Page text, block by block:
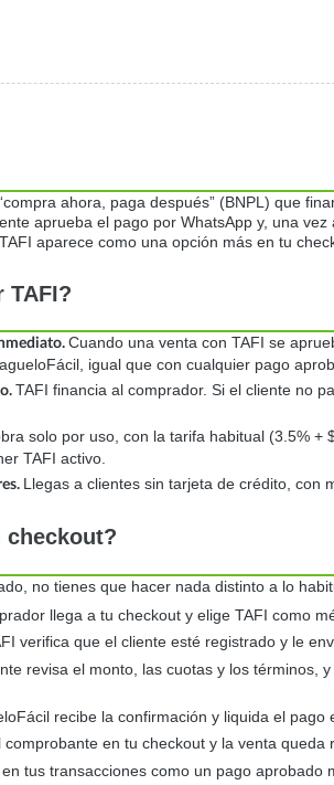
ahora, paga después” (BNPL) que
aprueba el pago por WhatsApp y, una
aparece como una opción más en tu
TAFI?
Cuando una venta con TAFI se
igual que con cualquier pago
TAFI financia al comprador. Si el cliente no
solo por uso, con la tarifa habitual (3.5% +
TAFI activo.
Llegas a clientes sin tarjeta de crédito, con
checkout?
no tienes que hacer nada distinto a lo
llega a tu checkout y elige TAFI como
verifica que el cliente esté registrado y le
revisa el monto, las cuotas y los términos,
recibe la confirmación y liquida el pago
comprobante en tu checkout y la venta queda
tus transacciones como un pago aprobado